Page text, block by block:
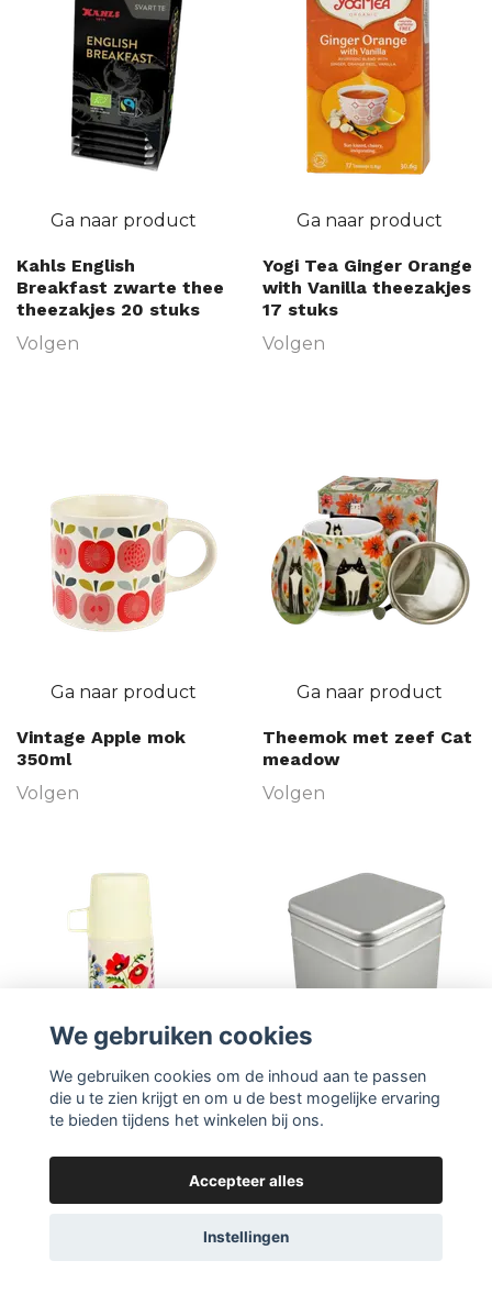
Ga naar product
Kahls English
Breakfast zwarte thee
theezakjes 20 stuks
Volgen
Ga naar product
Yogi Tea Ginger Orange
with Vanilla theezakjes
17 stuks
Volgen
Ga naar product
Vintage Apple mok
350ml
Volgen
Ga naar product
Theemok met zeef Cat
meadow
Volgen
Thermos Wild Flowers
350ml
Zilveren Blik 1000g
We gebruiken cookies
We gebruiken cookies om de inhoud aan te passen
die u te zien krijgt en om u de best mogelijke ervaring
te bieden tijdens het winkelen bij ons.
Accepteer alles
Instellingen